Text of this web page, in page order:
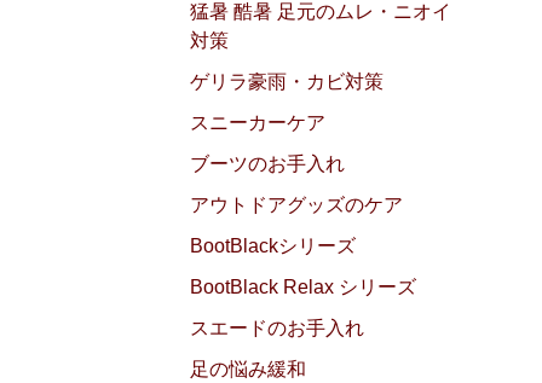
猛暑 酷暑 足元のムレ・ニオイ
対策
ゲリラ豪雨・カビ対策
スニーカーケア
ブーツのお手入れ
アウトドアグッズのケア
BootBlackシリーズ
BootBlack Relax シリーズ
スエードのお手入れ
足の悩み緩和